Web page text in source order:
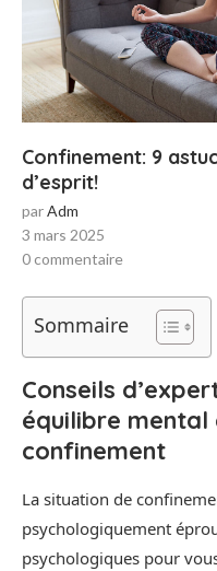
Confinement: 9
d’esprit!
parAdm
3 mars 2025
0 commentaire
Sommaire
Conseils
équilibre mental
confinement
La situation de
psychologiquement
psychologiques pour